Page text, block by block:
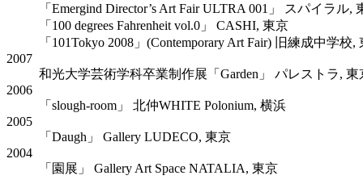
「Emergind Director’s Art Fair ULTRA 001」 スパイラル,
「100 degrees Fahrenheit vol.0」 CASHI, 東京
「101Tokyo 2008」(Contemporary Art Fair) 旧練成中学校,
2007
和光大学芸術学科卒業制作展「Garden」 パレストラ, 東
2006
「slough-room」 北仲WHITE Polonium, 横浜
2005
「Daugh」 Gallery LUDECO, 東京
2004
「園展」 Gallery Art Space NATALIA, 東京